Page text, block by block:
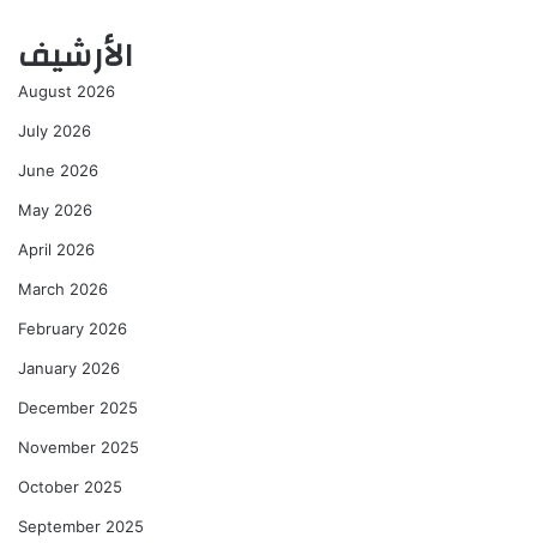
الأرشيف
August 2026
July 2026
June 2026
May 2026
April 2026
March 2026
February 2026
January 2026
December 2025
November 2025
October 2025
September 2025